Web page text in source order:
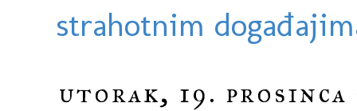
strahotnim
utorak, 19. prosinca